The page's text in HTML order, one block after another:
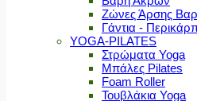
Ζώνες Άρσης
Γάντια -
YOGA-PILATES
Στρώματα Yoga
Μπάλες Pilates
Foam Roller
Τουβλάκια Yoga